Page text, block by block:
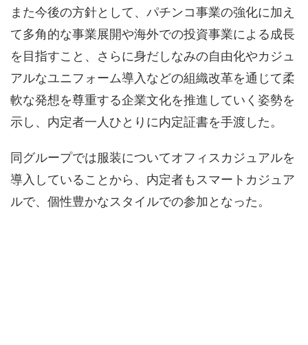
また今後の方針として、パチンコ事業の強化に加え
て多角的な事業展開や海外での投資事業による成長
を目指すこと、さらに身だしなみの自由化やカジュ
アルなユニフォーム導入などの組織改革を通じて柔
軟な発想を尊重する企業文化を推進していく姿勢を
示し、内定者一人ひとりに内定証書を手渡した。
同グループでは服装についてオフィスカジュアルを
導入していることから、内定者もスマートカジュア
ルで、個性豊かなスタイルでの参加となった。